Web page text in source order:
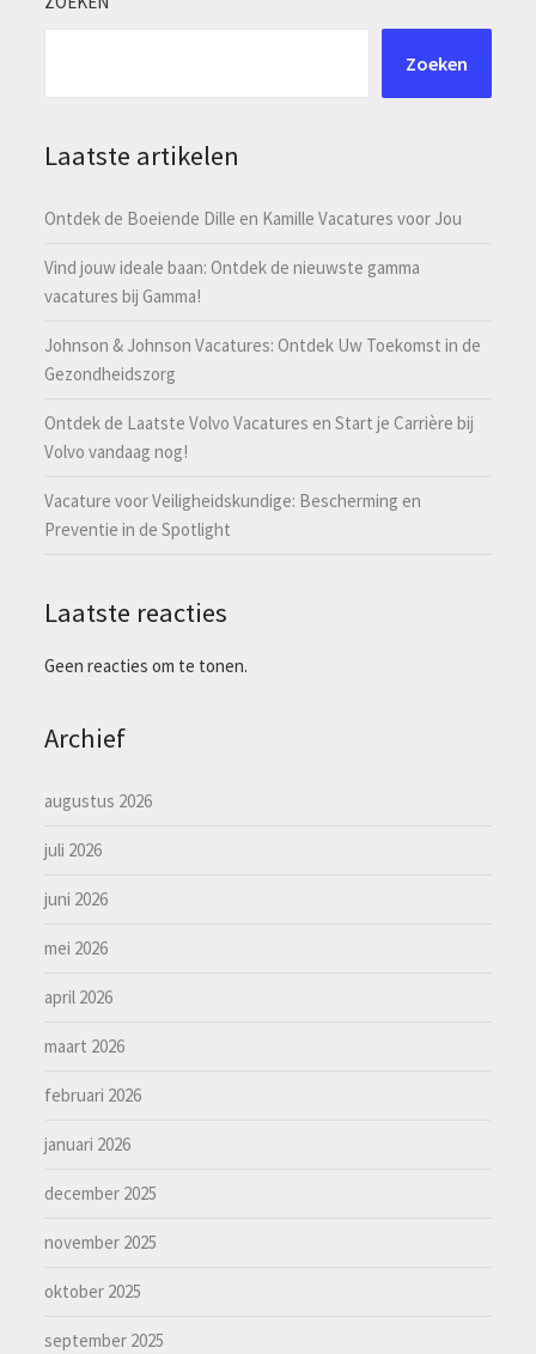
Zoeken
Laatste artikelen
Ontdek de Boeiende Dille en Kamille Vacatures voor Jou
Vind jouw ideale baan: Ontdek de nieuwste gamma
vacatures bij Gamma!
Johnson & Johnson Vacatures: Ontdek Uw Toekomst in de
Gezondheidszorg
Ontdek de Laatste Volvo Vacatures en Start je Carrière bij
Volvo vandaag nog!
Vacature voor Veiligheidskundige: Bescherming en
Preventie in de Spotlight
Laatste reacties
Geen reacties om te tonen.
Archief
augustus 2026
juli 2026
juni 2026
mei 2026
april 2026
maart 2026
februari 2026
januari 2026
december 2025
november 2025
oktober 2025
september 2025